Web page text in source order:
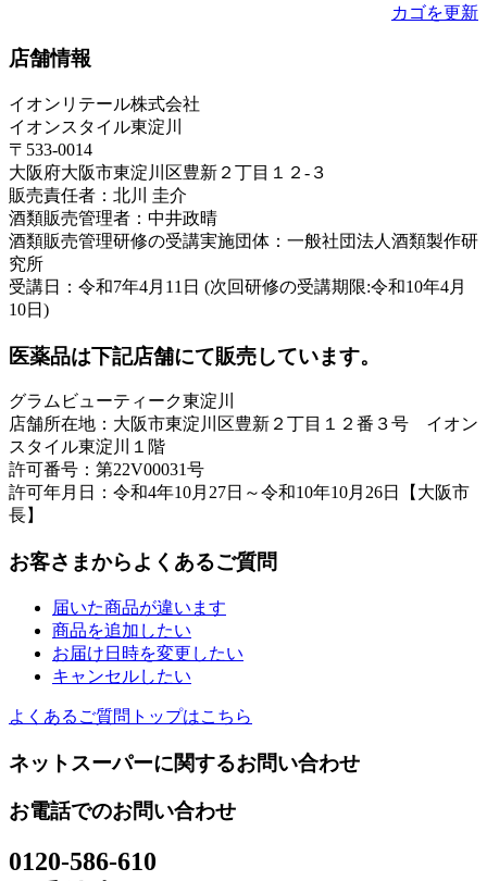
カゴを更新
店舗情報
イオンリテール株式会社
イオンスタイル東淀川
〒533-0014
大阪府大阪市東淀川区豊新２丁目１２-３
販売責任者：北川 圭介
酒類販売管理者：中井政晴
酒類販売管理研修の受講実施団体：一般社団法人酒類製作研
究所
受講日：令和7年4月11日 (次回研修の受講期限:令和10年4月
10日)
医薬品は下記店舗にて販売しています。
グラムビューティーク東淀川
店舗所在地：大阪市東淀川区豊新２丁目１２番３号 イオン
スタイル東淀川１階
許可番号：第22V00031号
許可年月日：令和4年10月27日～令和10年10月26日【大阪市
長】
お客さまからよくあるご質問
届いた商品が違います
商品を追加したい
お届け日時を変更したい
キャンセルしたい
よくあるご質問トップはこちら
ネットスーパーに関するお問い合わせ
お電話でのお問い合わせ
0120-586-610